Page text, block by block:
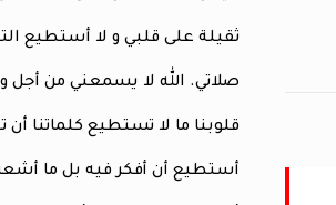
ثقيلة على قلبي و لا أستطيع
صلاتي. الله لا يسمعني من أجل
قلوبنا ما لا تستطيع كلماتنا
أستطيع أن أفكر فيه بل ما